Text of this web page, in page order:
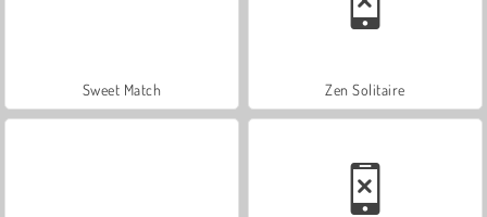
Sweet Match Zen Solitaire